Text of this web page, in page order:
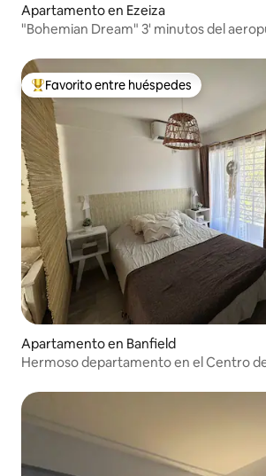
Apartamento en Ezeiza
"Bohemian Dream" 3' minutos del
Favorito entre huéspedes preferido
Favorito entre huéspedes
Apartamento en Banfield
Hermoso departamento en el Centro